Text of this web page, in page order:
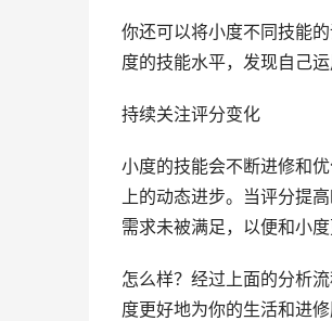
你还可以将小度不同技能
度的技能水平，发现自己
持续关注评分变化
小度的技能会不断进修和
上的动态进步。当评分提
需求未被满足，以便和小度
怎么样？经过上面的分析
度更好地为你的生活和进修